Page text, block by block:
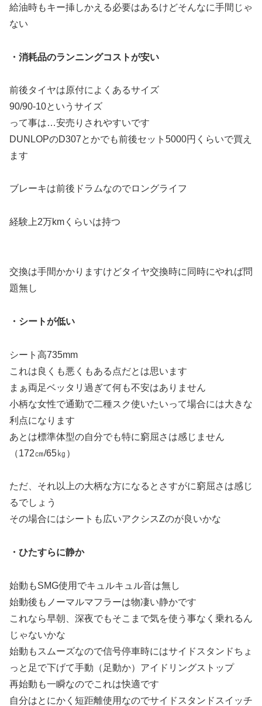
給油時もキー挿しかえる必要はあるけどそんなに手間じゃ
ない
・消耗品のランニングコストが安い
前後タイヤは原付によくあるサイズ
90/90-10というサイズ
って事は…安売りされやすいです
DUNLOPのD307とかでも前後セット5000円くらいで買え
ます
ブレーキは前後ドラムなのでロングライフ
経験上2万kmくらいは持つ
交換は手間かかりますけどタイヤ交換時に同時にやれば問
題無し
・シートが低い
シート高735mm
これは良くも悪くもある点だとは思います
まぁ両足ベッタリ過ぎて何も不安はありません
小柄な女性で通勤で二種スク使いたいって場合には大きな
利点になります
あとは標準体型の自分でも特に窮屈さは感じません
（172㎝/65㎏）
ただ、それ以上の大柄な方になるとさすがに窮屈さは感じ
るでしょう
その場合にはシートも広いアクシスZのが良いかな
・ひたすらに静か
始動もSMG使用でキュルキュル音は無し
始動後もノーマルマフラーは物凄い静かです
これなら早朝、深夜でもそこまで気を使う事なく乗れるん
じゃないかな
始動もスムーズなので信号停車時にはサイドスタンドちょ
っと足で下げて手動（足動か）アイドリングストップ
再始動も一瞬なのでこれは快適です
自分はとにかく短距離使用なのでサイドスタンドスイッチ